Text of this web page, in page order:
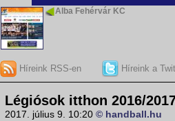
Alba Fehérvár KC
Híreink RSS-en Híreink a
Légiósok itthon 2016/
2017. július 9. 10:20 © handball.hu